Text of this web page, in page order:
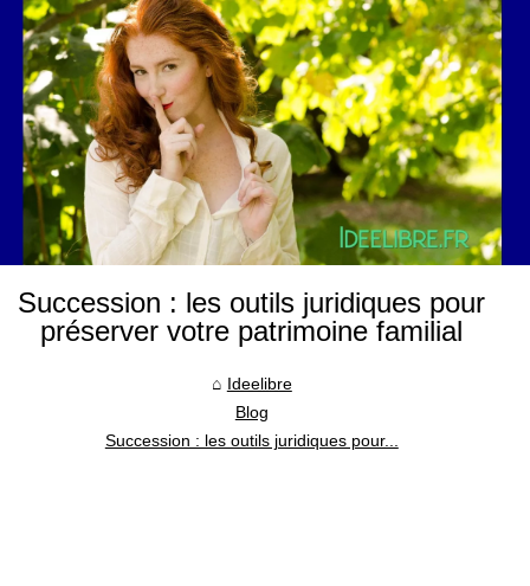
Succession : les outils juridiques pour
préserver votre patrimoine familial
Ideelibre
Blog
Succession : les outils juridiques pour...